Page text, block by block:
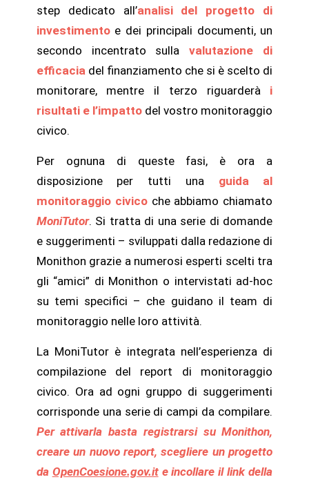
step dedicato all’analisi del progetto di
investimento e dei principali documenti, un
secondo incentrato sullavalutazione di
efficacia del finanziamento che si è scelto di
monitorare, mentre il terzo riguarderà i
risultati e l’impatto del vostro monitoraggio
civico.
Per ognuna di queste fasi, è ora a
disposizione per tutti una guida al
monitoraggio civicoche abbiamo chiamato
MoniTutor. Si tratta di una serie di domande
e suggerimenti – sviluppati dalla redazione di
Monithon grazie a numerosi esperti scelti tra
gli “amici” di Monithon o intervistati ad-hoc
su temi specifici – che guidano il team di
monitoraggio nelle loro attività.
La MoniTutor è integrata nell’esperienza di
compilazione del report di monitoraggio
civico. Ora ad ogni gruppo di suggerimenti
corrisponde una serie di campi da compilare.
Per attivarla basta registrarsi su Monithon,
creare un nuovo report, scegliere un progetto
da OpenCoesione.gov.ite incollare il link della